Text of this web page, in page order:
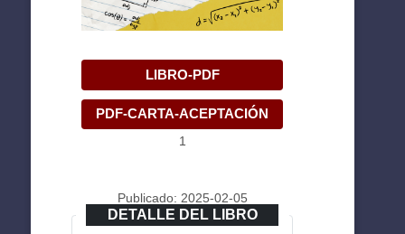
LIBRO-PDF
PDF-CARTA-ACEPTACIÓN
1
Publicado: 2025-02-05
DETALLE DEL LIBRO